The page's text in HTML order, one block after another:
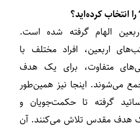
انتخاب کرده‌اید؟
الهام گرفته شده است.
اربعین، افراد مختلف با
متفاوت، برای یک هدف
می‌شوند. اینجا نیز همین‌طور
گرفته تا حکمت‌جویان و
یک هدف مقدس تلاش می‌کنند. آن